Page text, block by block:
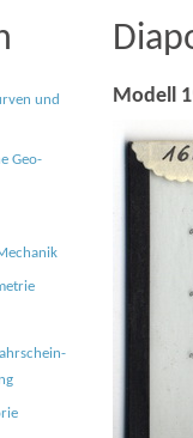
und
Geo­
Modell